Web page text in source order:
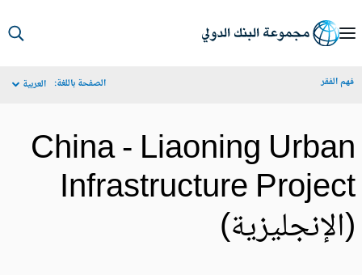
الفقر الصفحة باللغة: العربية
China - Liaoning
Infrastructure